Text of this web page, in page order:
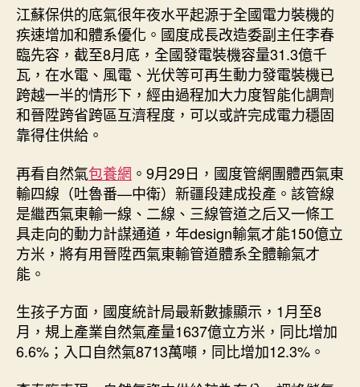
供
基
本
較
好
查
包
情
_
中
國
網〉
中
江蘇保供的底氣很年夜水平起源于全國電力裝機的
疾速增加和體系優化。國度成長改造委副主任李春
臨先容，截至8月底，全國發電裝機容量31.3億千
瓦，在水電、風電、光伏等可再生動力發電裝機已
跨越一半的情形下，經由過程加大力度智能化調劑
和晉陞跨省跨區互濟程度，可以或許完成電力穩固
靠得住供給。
再看自然氣包養網 。9月29日，國度管網團體西氣東
輸四線（吐魯番—中衛）新疆段建成投產。該管線
是繼西氣東輸一線、二線、三線管道之后又一條工
具走向的動力計謀通道，年design輸氣才能150億立
方米，將有用晉陞西氣東輸管道體系全體輸氣才
能。
生孩子方面，國度統計局最新數據顯示，1月至8
月，規上產業自然氣產量1637億立方米，同比增加
6.6%；入口自然氣8713萬噸，同比增加12.3%。